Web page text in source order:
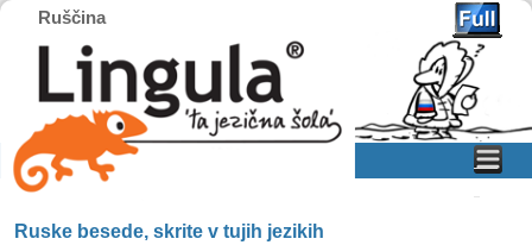
Ruščina
Home
Skip to primary content
Skip to secondary content
Ruske besede, skrite v tujih jezikih